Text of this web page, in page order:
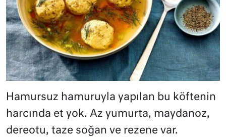
Hamursuz hamuruyla yapılan bu köftenin
harcında et yok. Az yumurta, maydanoz,
dereotu, taze soğan ve rezene var.